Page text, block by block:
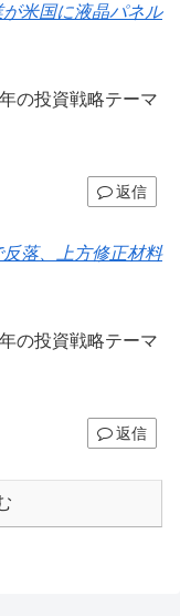
米国に液晶パネル
の投資戦略テーマ
返信
落、上方修正材料
の投資戦略テーマ
返信